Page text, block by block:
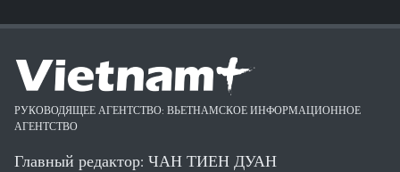
РУКОВОДЯЩЕЕ АГЕНТСТВО: ВЬЕТНАМСКОЕ ИНФОРМАЦИОННОЕ
АГЕНТСТВО
Главный редактор: ЧАН ТИЕН ДУАН